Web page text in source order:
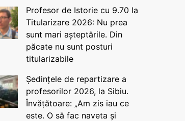
Profesor de Istorie cu 9.70 la
Titularizare 2026: Nu prea
sunt mari așteptările. Din
păcate nu sunt posturi
titularizabile
Ședințele de repartizare a
profesorilor 2026, la Sibiu.
Învățătoare: „Am zis iau ce
este. O să fac naveta și